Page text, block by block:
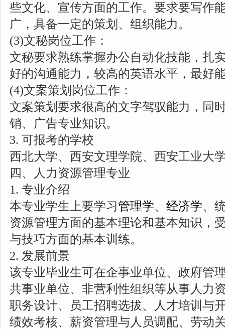
些文化、宣传方面的工作。要求要写作
广，具备一定的策划、组织能力。
(3)文秘岗位工作：
文秘要求熟练掌握办公自动化技能，扎
好的沟通能力，较高的英语水平，最好
(4)文案策划岗位工作：
文案策划要求很高的文字驾驭能力，同
销、广告专业知识。
3. 可报考的学校
西北大学、西安文理学院、西安工业大
四、人力资源管理专业
1. 专业介绍
本专业学生上要学习管理学、 经济学、
资源管理方面的基本理论和基本知识，
与技巧方面的基本训练。
2. 发展前景
该专业毕业生可在企事业单位、政府管
共事业单位、非营利性组织等从事人力
职务设计、员工招聘选拔、人才培训与
绩效考核、薪资管理与人员调配、劳动